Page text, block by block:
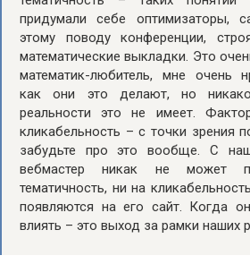
придумали себе оптимизаторы,
этому поводу конференции,
математические выкладки. Это
математик-любитель, мне очень
как они это делают, но
реальности это не имеет.
кликабельность – с точки зрения
забудьте про это вообще. С
вебмастер никак не может
тематичность, ни на
появляются на его сайт. Когда
влиять – это выход за рамки наших